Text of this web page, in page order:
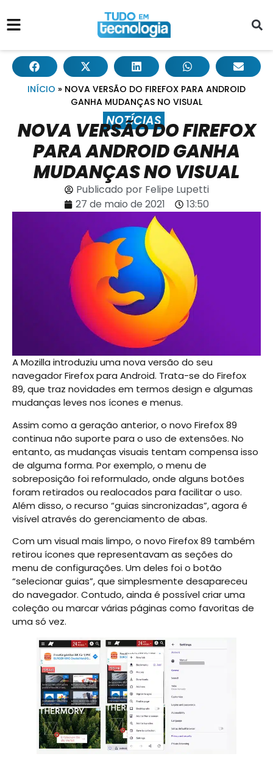
INÍCIO » NOVA VERSÃO DO FIREFOX PARA ANDROID
GANHA MUDANÇAS NO VISUAL
NOTÍCIAS
NOVA VERSÃO DO FIREFOX
PARA ANDROID GANHA
MUDANÇAS NO VISUAL
Publicado porFelipe Lupetti
27 de maio de 2021
13:50
A Mozilla introduziu uma nova versão do seu
navegador Firefox para Android. Trata-se do Firefox
89, que traz novidades em termos design e algumas
mudanças leves nos ícones e menus.
Assim como a geração anterior, o novo Firefox 89
continua não suporte para o uso de extensões. No
entanto, as mudanças visuais tentam compensa isso
de alguma forma. Por exemplo, o menu de
sobreposição foi reformulado, onde alguns botões
foram retirados ou realocados para facilitar o uso.
Além disso, o recurso “guias sincronizadas”, agora é
visível através do gerenciamento de abas.
Com um visual mais limpo, o novo Firefox 89 também
retirou ícones que representavam as seções do
menu de configurações. Um deles foi o botão
“selecionar guias”, que simplesmente desapareceu
do navegador. Contudo, ainda é possível criar uma
coleção ou marcar várias páginas como favoritas de
uma só vez.